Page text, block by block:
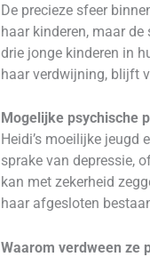
De precieze sfeer
haar kinderen, maar
drie jonge kinderen in
haar verdwijning, blijft
Mogelijke psychische
Heidi’s moeilijke
sprake van depressie,
kan met zekerheid
haar afgesloten
Waarom verdween ze